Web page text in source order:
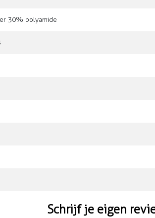
30% polyamide
Schrijf je eigen